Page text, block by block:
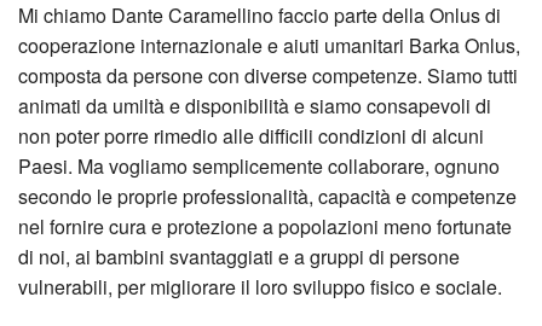
Mi chiamo Dante Caramellino faccio parte della Onlus di
cooperazione internazionale e aiuti umanitari Barka Onlus,
composta da persone con diverse competenze. Siamo tutti
animati da umiltà e disponibilità e siamo consapevoli di
non poter porre rimedio alle difficili condizioni di alcuni
Paesi. Ma vogliamo semplicemente collaborare, ognuno
secondo le proprie professionalità, capacità e competenze
nel fornire cura e protezione a popolazioni meno fortunate
di noi, ai bambini svantaggiati e a gruppi di persone
vulnerabili, per migliorare il loro sviluppo fisico e sociale.